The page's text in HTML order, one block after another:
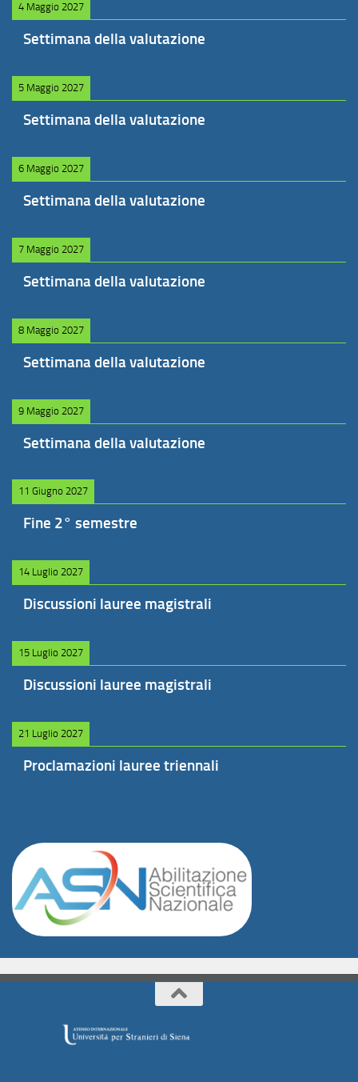
4 Maggio 2027
Settimana della valutazione
5 Maggio 2027
Settimana della valutazione
6 Maggio 2027
Settimana della valutazione
7 Maggio 2027
Settimana della valutazione
8 Maggio 2027
Settimana della valutazione
9 Maggio 2027
Settimana della valutazione
11 Giugno 2027
Fine 2° semestre
14 Luglio 2027
Discussioni lauree magistrali
15 Luglio 2027
Discussioni lauree magistrali
21 Luglio 2027
Proclamazioni lauree triennali